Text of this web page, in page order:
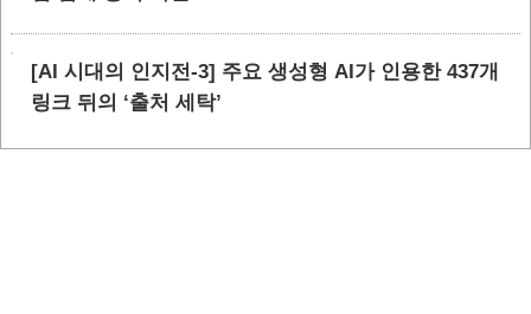
[AI 시대의 인지전-3] 주요 생성형 AI가 인용한 437개
링크 뒤의 ‘출처 세탁’